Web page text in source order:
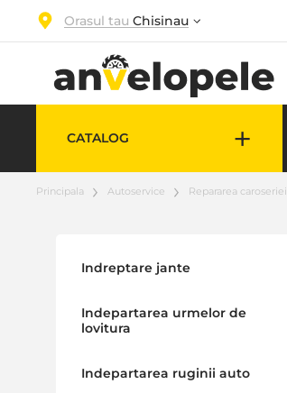
Orasul tau Chisinau
CATALOG +
Principala Autoservice Repararea caroseriei
Indreptare jante
Indepartarea urmelor de
lovitura
Indepartarea ruginii auto